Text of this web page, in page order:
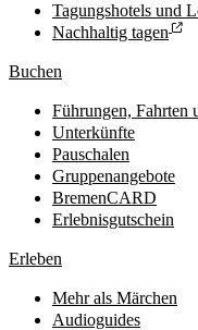
Tagungshotels und
Nachhaltig tagen
Buchen
Führungen, Fahrten
Unterkünfte
Pauschalen
Gruppenangebote
BremenCARD
Erlebnisgutschein
Erleben
Mehr als Märchen
Audioguides